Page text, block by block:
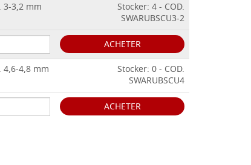
3,2 mm
Stocker: 4 - COD.
SWARUBSCU3-2
ACHETER
4,8 mm
Stocker: 0 - COD.
SWARUBSCU4
ACHETER